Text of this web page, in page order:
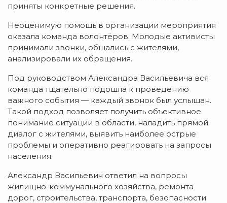
приняты конкретные решения.
Неоценимую помощь в организации мероприятия
оказала команда волонтёров. Молодые активисты
принимали звонки, общались с жителями,
анализировали их обращения.
Под руководством Александра Васильевича вся
команда тщательно подошла к проведению
важного события — каждый звонок был услышан.
Такой подход позволяет получить объективное
понимание ситуации в области, наладить прямой
диалог с жителями, выявить наиболее острые
проблемы и оперативно реагировать на запросы
населения.
Александр Васильевич ответил на вопросы
жилищно-коммунального хозяйства, ремонта
дорог, строительства, транспорта, безопасности